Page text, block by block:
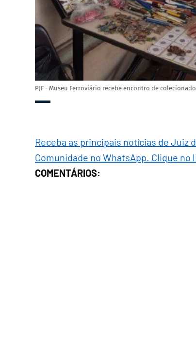
PJF - Museu Ferroviário recebe encontro de
Receba as principais notícias de Juiz
Comunidade no WhatsApp. Clique no
COMENTÁRIOS: